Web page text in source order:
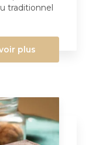
traditionnel
plus